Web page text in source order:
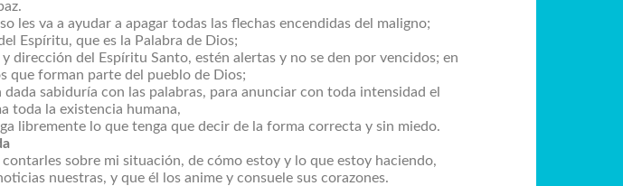
les va a ayudar a apagar todas las flechas encendidas del maligno;
Espíritu, que es la Palabra de Dios;
del Espíritu Santo, estén alertas y no se den por vencidos; en
que forman parte del pueblo de Dios;
sabiduría con las palabras, para anunciar con toda intensidad el
toda la existencia humana,
libremente lo que tenga que decir de la forma correcta y sin miedo.
sobre mi situación, de cómo estoy y lo que estoy haciendo,
nuestras, y que él los anime y consuele sus corazones.